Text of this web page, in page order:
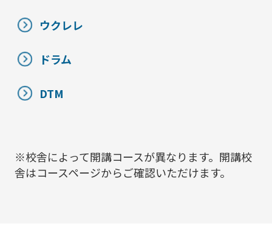
ウクレレ
ドラム
DTM
※校舎によって開講コースが異なります。開講校
舎はコースページからご確認いただけます。